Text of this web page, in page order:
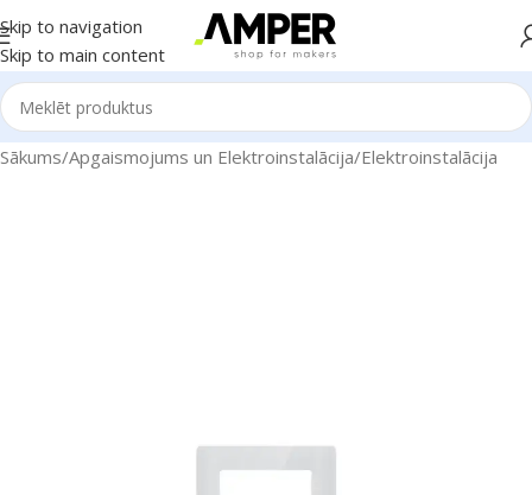
Skip to navigation
Skip to main content
Sākums/Apgaismojums un Elektroinstalācija/Elektroinstalācija